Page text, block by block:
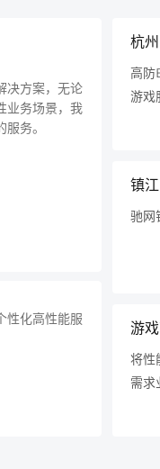
决方案，无论
业务场景，我
务。
性化高性能服
杭
高防
游戏
镇
驰网
游
将性
需求